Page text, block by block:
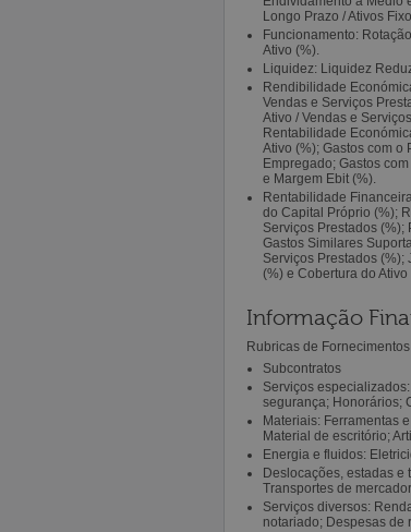
Longo Prazo / Ativos
Funcionamento:
Ativo (%).
Liquidez: Liquidez
Rendibilidade
Vendas e Serviços
Ativo / Vendas e
Rentabilidade
Ativo (%); Gastos com o
Empregado; Gastos
e Margem Ebit (%).
Rentabilidade
do Capital Próprio (%);
Serviços Prestados (%);
Gastos Similares
Serviços Prestados (%);
(%) e Cobertura do Ativo
Informação
Rubricas de
Subcontratos
Serviços
segurança; Honorários;
Materiais: Ferramentas
Material de escritório;
Energia e fluidos:
Deslocações, estadas e
Transportes de
Serviços diversos:
notariado; Despesas de